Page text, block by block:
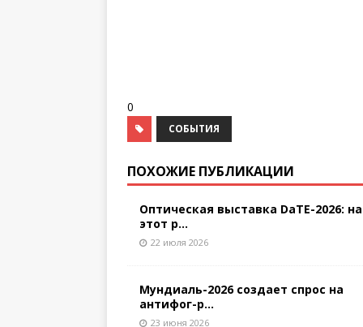
0
СОБЫТИЯ
ПОХОЖИЕ ПУБЛИКАЦИИ
Оптическая выставка DaTE-2026: на
этот р...
22 июля 2026
Мундиаль-2026 создает спрос на
антифог-р...
23 июня 2026